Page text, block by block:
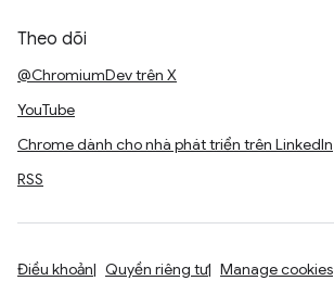
Theo dõi
@ChromiumDev trên X
YouTube
Chrome dành cho nhà phát triển trên LinkedIn
RSS
Điều khoản Quyền riêng tư Manage cookies